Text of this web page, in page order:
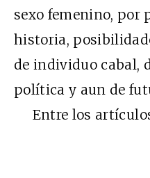
sexo femenino, por
historia,
de individuo cabal,
política y aun de
Entre los